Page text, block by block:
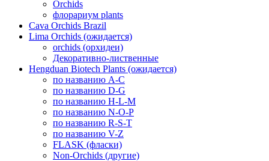
Orchids
флорариум plants
Cava Orchids Brazil
Lima Orchids (ожидается)
orchids (орхидеи)
Декоративно-лиственные
Hengduan Biotech Plants (ожидается)
по названию A-C
по названию D-G
по названию H-L-M
по названию N-O-P
по названию R-S-T
по названию V-Z
FLASK (фласки)
Non-Orchids (другие)